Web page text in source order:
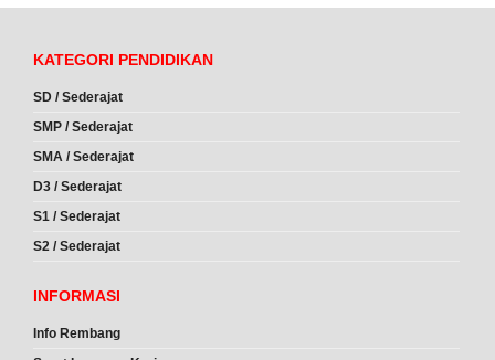
KATEGORI PENDIDIKAN
SD / Sederajat
SMP / Sederajat
SMA / Sederajat
D3 / Sederajat
S1 / Sederajat
S2 / Sederajat
INFORMASI
Info Rembang